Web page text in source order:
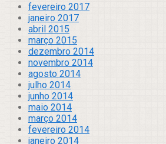
fevereiro 2017
janeiro 2017
abril 2015
março 2015
dezembro 2014
novembro 2014
agosto 2014
julho 2014
junho 2014
maio 2014
março 2014
fevereiro 2014
janeiro 2014